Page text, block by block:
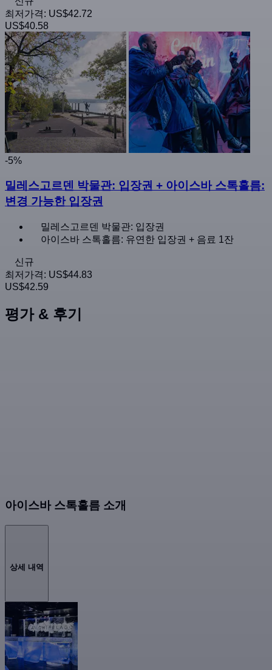
최저가격: US$42.72
US$40.58
-5%
밀레스고르덴 박물관: 입장권 + 아이스바 스톡홀름:
변경 가능한 입장권
밀레스고르덴 박물관: 입장권
아이스바 스톡홀름: 유연한 입장권 + 음료 1잔
신규
최저가격: US$44.83
US$42.59
평가 & 후기
아이스바 스톡홀름 소개
상세 내역